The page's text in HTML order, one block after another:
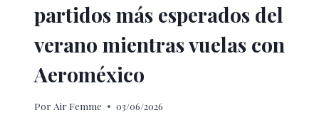
partidos más esperados del
verano mientras vuelas con
Aeroméxico
Por Air Femme 03/06/2026